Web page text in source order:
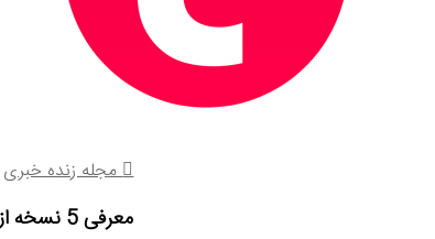
مجله زنده خبری
معرفی 5 نسخه از نرم افزار گرامرلی Grammarly